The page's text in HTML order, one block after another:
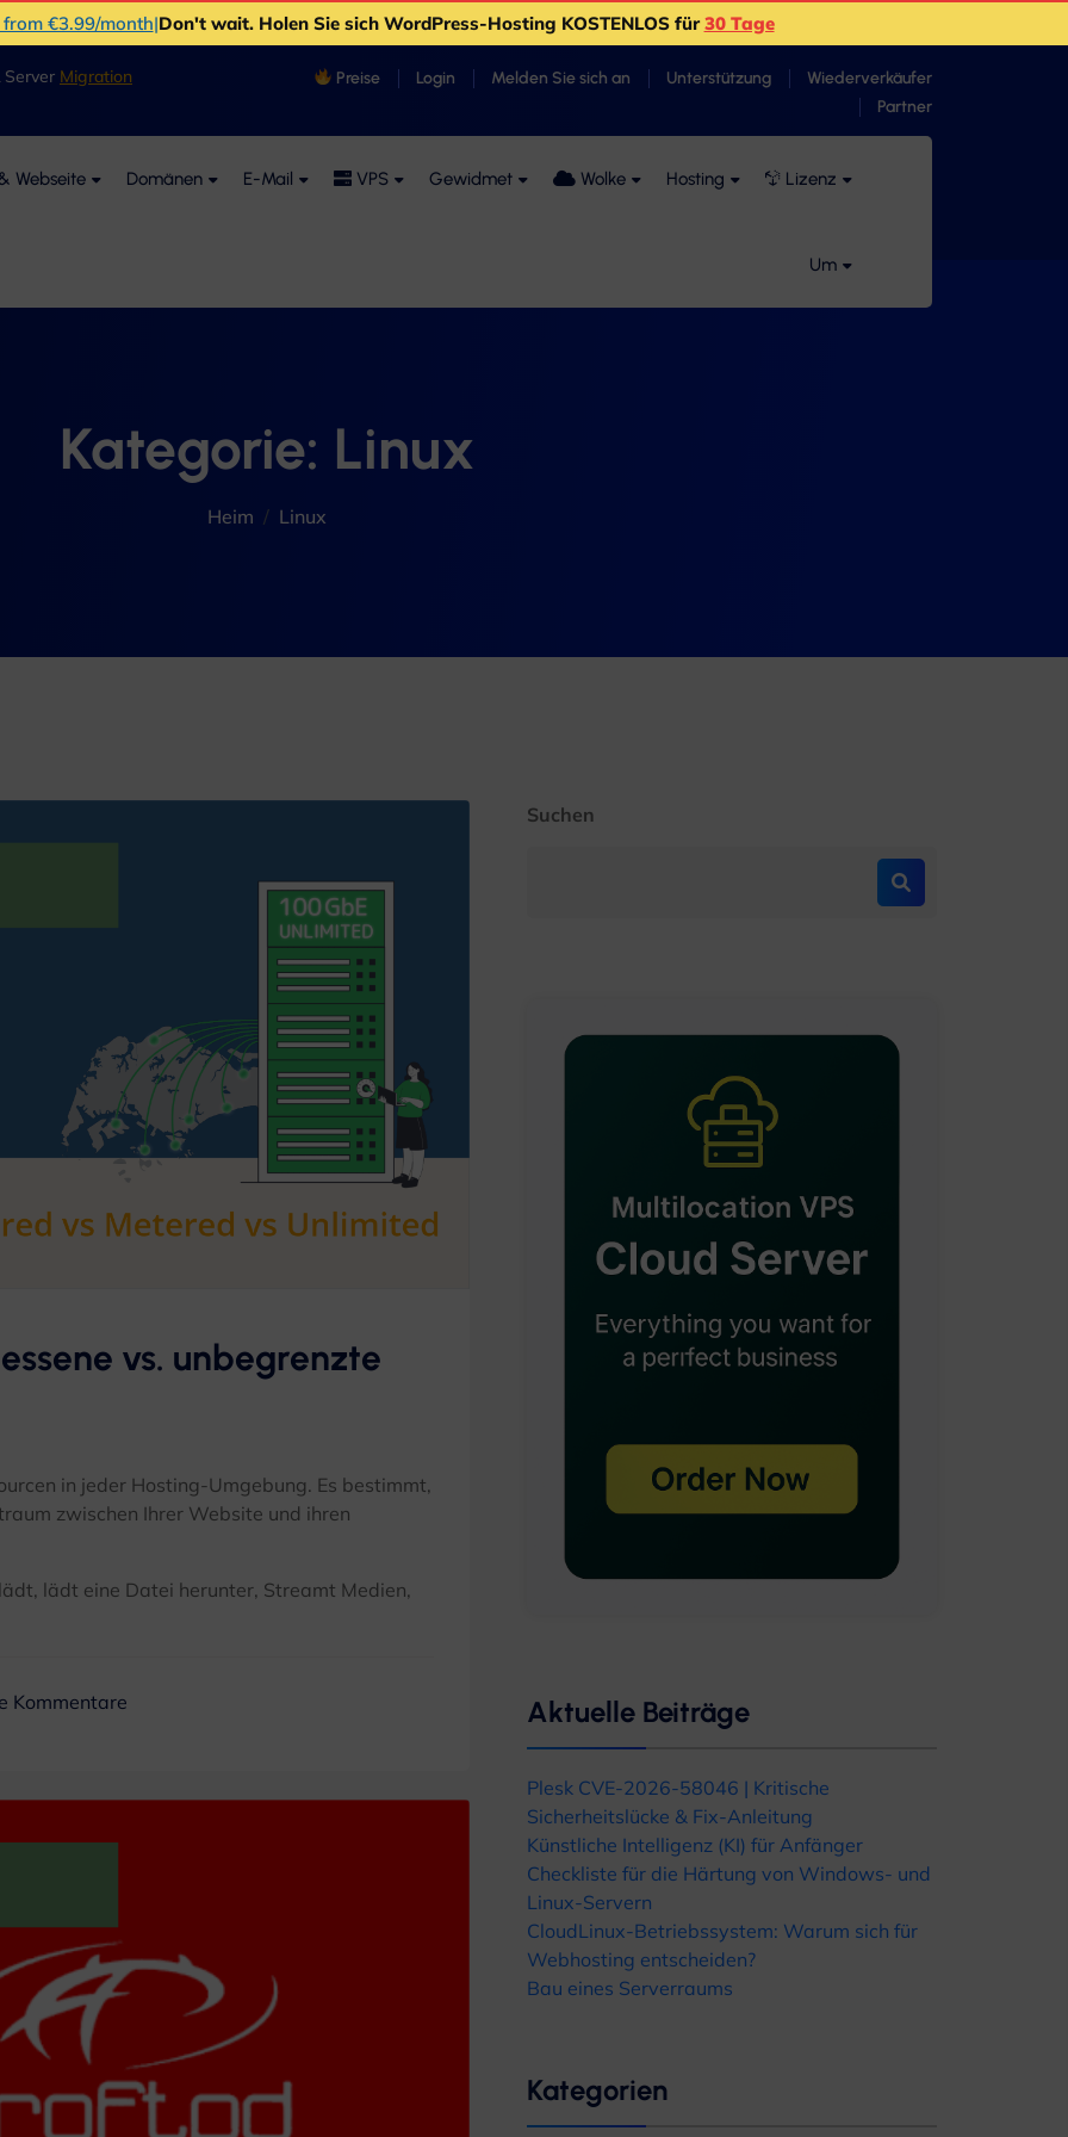
€3.99/month|Don't wait. Holen Sie sich WordPress-Hosting KOSTENLOS für30 Tage
Migration Preise Login Melden Sie sich an Unterstützung
Wiederverkäufer
Partner
Webseite Domänen E-Mail VPS Gewidmet Wolke Hosting Lizenz
Um
Kategorie: Linux
Heim Linux
vs. unbegrenzte
in jeder Hosting-Umgebung. Es bestimmt,
zwischen Ihrer Website und ihren
lädt eine Datei herunter, Streamt Medien,
Kommentare
Suchen
Aktuelle Beiträge
Plesk CVE-2026-58046 | Kritische
Sicherheitslücke & Fix-Anleitung
Künstliche Intelligenz (KI) für Anfänger
Checkliste für die Härtung von Windows- und
Linux-Servern
CloudLinux-Betriebssystem: Warum sich für
Webhosting entscheiden?
Bau eines Serverraums
Kategorien